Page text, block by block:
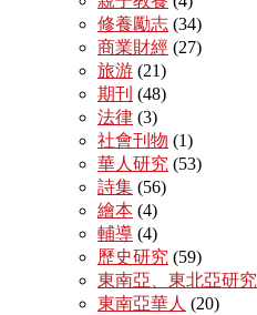
修養勵志 (34)
商業財經 (27)
旅游 (21)
期刊 (48)
法律 (3)
社會刊物 (1)
華人研究 (53)
詩集 (56)
繪本 (4)
輔導 (4)
歷史研究 (59)
東南亞、東北亞研究
東南亞華人 (20)